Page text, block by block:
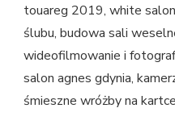
touareg 2019, white
ślubu, budowa sali
wideofilmowanie i
salon agnes gdynia,
śmieszne wróżby na